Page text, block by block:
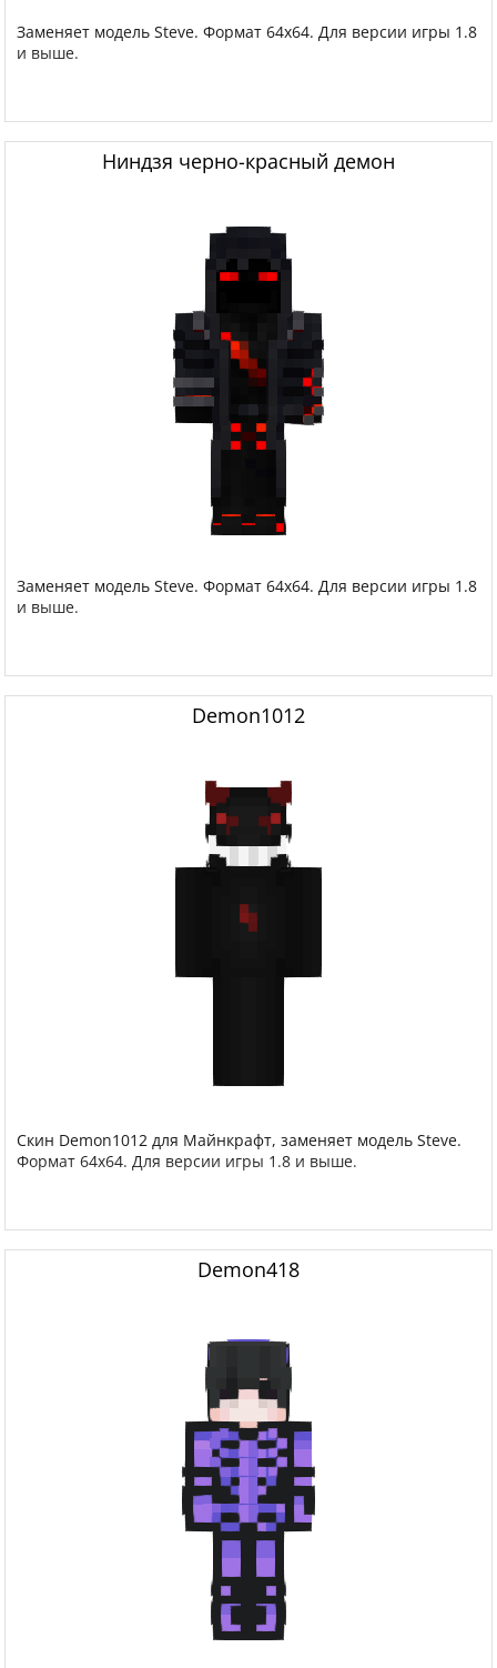
Заменяет модель Steve. Формат 64x64. Для версии игры 1.8
и выше.
Ниндзя черно-красный демон
Заменяет модель Steve. Формат 64x64. Для версии игры 1.8
и выше.
Demon1012
Скин Demon1012 для Майнкрафт, заменяет модель Steve.
Формат 64x64. Для версии игры 1.8 и выше.
Demon418